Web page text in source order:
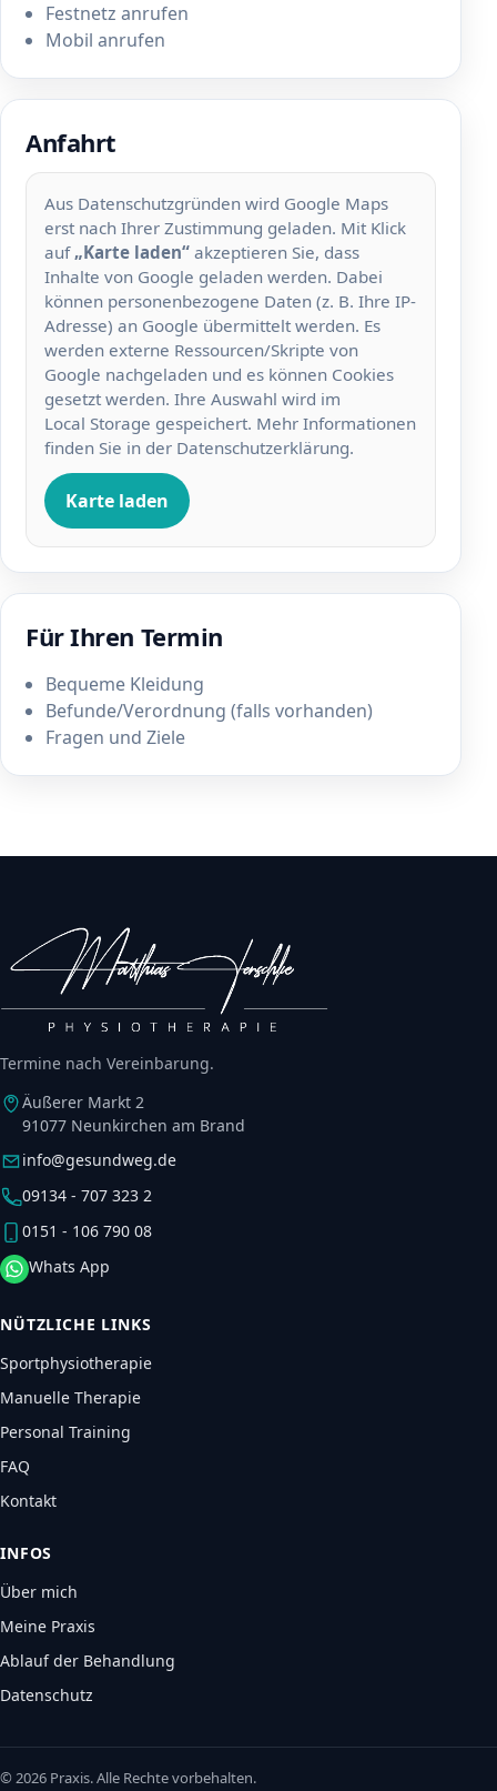
Festnetz anrufen
Mobil anrufen
Anfahrt
Aus Datenschutzgründen wird Google Maps
erst nach Ihrer Zustimmung geladen. Mit Klick
auf„Karte laden“ akzeptieren Sie, dass
Inhalte von Google geladen werden. Dabei
können personenbezogene Daten (z. B. Ihre IP-
Adresse) an Google übermittelt werden. Es
werden externe Ressourcen/Skripte von
Google nachgeladen und es können Cookies
gesetzt werden. Ihre Auswahl wird im
Local Storage gespeichert. Mehr Informationen
finden Sie in der Datenschutzerklärung.
Karte laden
Für Ihren Termin
Bequeme Kleidung
Befunde/Verordnung (falls vorhanden)
Fragen und Ziele
Termine nach Vereinbarung.
Äußerer Markt 2
91077 Neunkirchen am Brand
info@gesundweg.de
09134 - 707 323 2
0151 - 106 790 08
Whats App
NÜTZLICHE LINKS
Sportphysiotherapie
Manuelle Therapie
Personal Training
FAQ
Kontakt
INFOS
Über mich
Meine Praxis
Ablauf der Behandlung
Datenschutz
© 2026 Praxis. Alle Rechte vorbehalten.